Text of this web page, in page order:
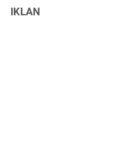
IKLAN